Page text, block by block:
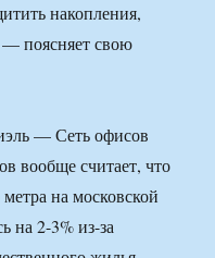
накопления,
поясняет свою
— Сеть офисов
вообще считает, что
на московской
на 2-3% из-за